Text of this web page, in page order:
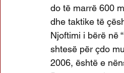
do të marrë 600
dhe taktike të
Njoftimi i bërë në
shtesë për çdo
2006, është e